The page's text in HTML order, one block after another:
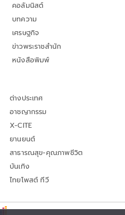
คอลัมนิสต์
บทความ
เศรษฐกิจ
ข่าวพระราชสำนัก
หนังสือพิมพ์
ต่างประเทศ
อาชญากรรม
X-CITE
ยานยนต์
สาธารณสุข-คุณภาพชีวิต
บันเทิง
ไทยโพสต์ ทีวี